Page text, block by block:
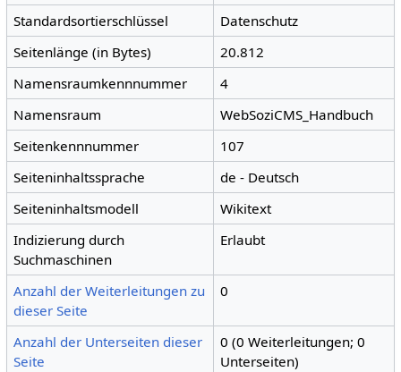
Standardsortierschlüssel
Datenschutz
Seitenlänge (in Bytes)
20.812
Namensraumkennnummer
4
Namensraum
WebSoziCMS_Handbuch
Seitenkennnummer
107
Seiteninhaltssprache
de - Deutsch
Seiteninhaltsmodell
Wikitext
Indizierung durch
Suchmaschinen
Erlaubt
Anzahl der Weiterleitungen zu
dieser Seite
0
Anzahl der Unterseiten dieser
Seite
0 (0 Weiterleitungen; 0
Unterseiten)